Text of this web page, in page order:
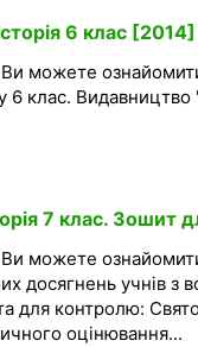
6 клас [2014]
можете
6 клас.
7 клас.
Ви можете
досягнень учнів з
для контролю:
оцінювання...